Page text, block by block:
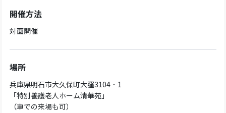
開催方法
対面開催
場所
兵庫県明石市大久保町大窪3104‐1
「特別養護老人ホーム清華苑」
（車での来場も可）